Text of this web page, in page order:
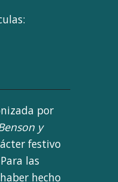
por
y
festivo
las
hecho